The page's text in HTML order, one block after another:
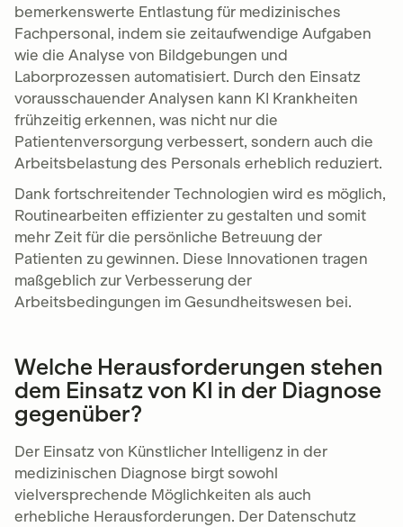
bemerkenswerte Entlastung für medizinisches
Fachpersonal, indem sie zeitaufwendige Aufgaben
wie die Analyse von Bildgebungen und
Laborprozessen automatisiert. Durch den Einsatz
vorausschauender Analysen kann KI Krankheiten
frühzeitig erkennen, was nicht nur die
Patientenversorgung verbessert, sondern auch die
Arbeitsbelastung des Personals erheblich reduziert.
Dank fortschreitender Technologien wird es möglich,
Routinearbeiten effizienter zu gestalten und somit
mehr Zeit für die persönliche Betreuung der
Patienten zu gewinnen. Diese Innovationen tragen
maßgeblich zur Verbesserung der
Arbeitsbedingungen im Gesundheitswesen bei.
Welche Herausforderungen stehen
dem Einsatz von KI in der Diagnose
gegenüber?
Der Einsatz von Künstlicher Intelligenz in der
medizinischen Diagnose birgt sowohl
vielversprechende Möglichkeiten als auch
erhebliche Herausforderungen. Der Datenschutz